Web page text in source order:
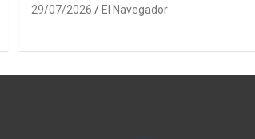
29/07/2026 El Navegador